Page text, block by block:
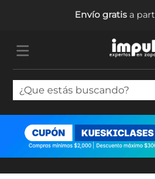
Envío gratisa
¿Que estás buscando?
TÉRMINOS MÁS BUSCADOS
.
tenis mujer